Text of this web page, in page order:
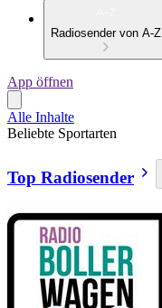
Radiosender von A-Z
App öffnen
Alle Inhalte
Beliebte Sportarten
Top Radiosender